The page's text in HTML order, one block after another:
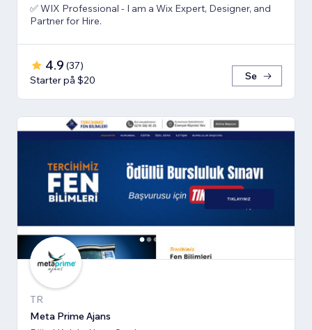
✅ WIX Professional - I am a Wix Expert, Designer, and
Partner for Hire.
4.9 (37)
Starter på $20
Se
TR
Meta Prime Ajans